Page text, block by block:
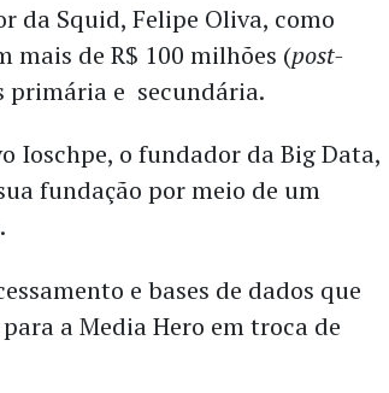
da Squid, Felipe Oliva, como
mais de R$ 100 milhões (post-
primária e secundária.
Ioschpe, o fundador da Big Data,
fundação por meio de um
e bases de dados que
a Media Hero em troca de